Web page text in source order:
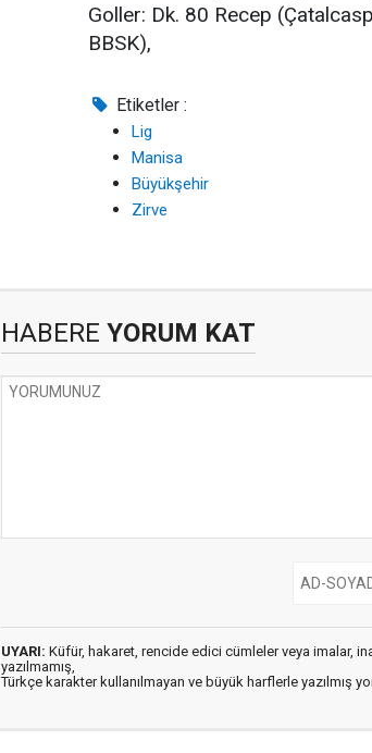
Goller: Dk. 80 Recep
BBSK),
Etiketler :
Lig
Manisa
Büyükşehir
Zirve
HABERE YORUM KAT
UYARI: Küfür, hakaret, rencide edici cümleler veya imalar,
yazılmamış,
Türkçe karakter kullanılmayan ve büyük harflerle yazılmış